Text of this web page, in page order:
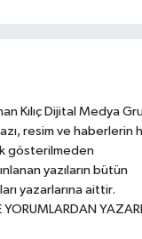
Kılıç Dijital Medya
resim ve haberlerin
gösterilmeden
yazıların bütün
yazarlarına aittir.